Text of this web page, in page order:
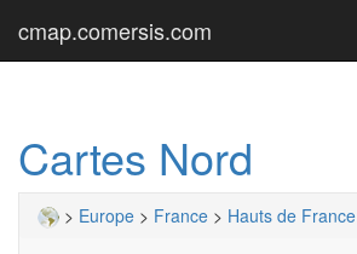
cmap.comersis.com
Cartes Nord
> Europe > France > Hauts de France